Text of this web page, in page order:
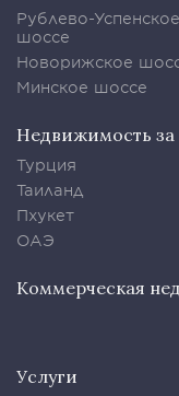
Рублево-Успенское
шоссе
Новорижское
Минское шоссе
Недвижимость
Турция
Таиланд
Пхукет
ОАЭ
Коммерческая
Услуги